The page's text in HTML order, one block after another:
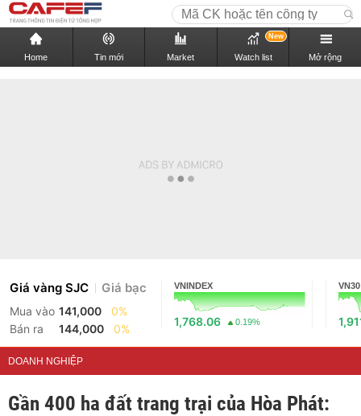
Home Tin mới Market Watch list
New
Mở rộng
Giá vàng SJC Giá bạc
Mua vào 141,000
0%
Bán ra
144,000 0%
VNINDEX
1,768.06 0.19%
VN30
DOANH NGHIỆP
Gần 400 ha đất trang trại của Hòa Phát: